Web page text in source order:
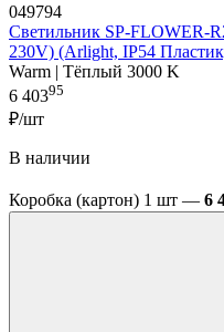
049794
Светильник SP-FLOWER-
230V) (Arlight, IP54
Warm | Тёплый 3000 K
6 40395
₽/шт
В наличии
Коробка (картон) 1 шт — 6